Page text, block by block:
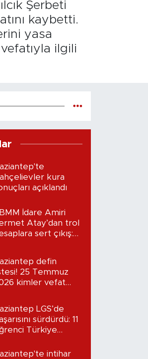
Şerbeti
kaybetti.
yasa
ilgili
kura
açıklandı
İdare Amiri
Atay’dan trol
sert çıkış:
defin
25 Temmuz
kimler vefat
LGS’de
sürdürdü: 11
Türkiye
intihar